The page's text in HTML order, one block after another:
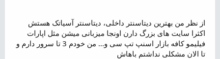
و در آخر هزینه کمتر...
لطفا نظرات خودتون رو نصبت به این بحث مطرح کنید تا کمکی برای
خرید من و دیگر کاربران نیز باشد.
در نظر داشته باشید که هم دیتاسنتر های ایرانی رو اعلام کنید هم
از نظر من بهترین دیتاسنتر داخلی، دیتاسنتر آسیاتک هستش
اکثرا سایت های بزرگ دارن اونجا میزبانی میشن مثل اپارات
فیلیمو کافه بازار اسنپ تپ سی و... من خودم 3 تا سرور دارم و
تا الان مشکلی نداشتم باهاش